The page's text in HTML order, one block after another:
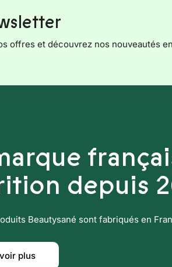
offres et découvrez nos nouveautés
depuis
Beautysané sont fabriqués en
plus